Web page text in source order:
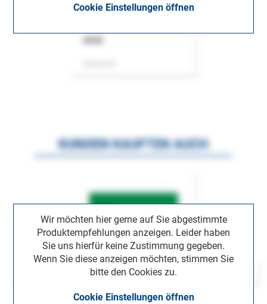
Cookie Einstellungen öffnen
Wir möchten hier gerne auf Sie abgestimmte
Produktempfehlungen anzeigen. Leider haben
Sie uns hierfür keine Zustimmung gegeben.
Wenn Sie diese anzeigen möchten, stimmen Sie
bitte den Cookies zu.
Cookie Einstellungen öffnen
KUNDEN KAUFTEN AUCH